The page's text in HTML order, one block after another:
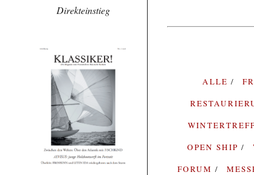
Direkteinstieg
ALLE
OPEN SHIP
FORUM